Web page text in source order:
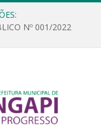
Nº 001/2022